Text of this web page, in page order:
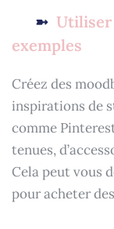
Utiliser
exemples
Créez des
inspirations de
comme
tenues,
Cela peut vous
pour acheter